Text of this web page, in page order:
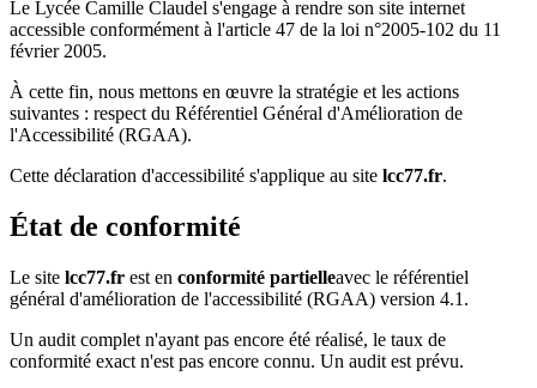
Le Lycée Camille Claudel s'engage à rendre son site internet
accessible conformément à l'article 47 de la loi n°2005-102 du 11
février 2005.
À cette fin, nous mettons en œuvre la stratégie et les actions
suivantes : respect du Référentiel Général d'Amélioration de
l'Accessibilité (RGAA).
Cette déclaration d'accessibilité s'applique au site lcc77.fr.
État de conformité
Le site lcc77.fr est en conformité partielleavec le référentiel
général d'amélioration de l'accessibilité (RGAA) version 4.1.
Un audit complet n'ayant pas encore été réalisé, le taux de
conformité exact n'est pas encore connu. Un audit est prévu.